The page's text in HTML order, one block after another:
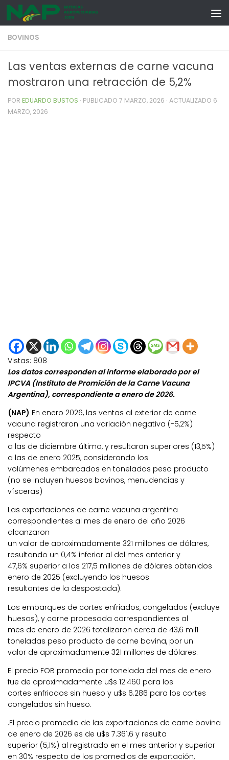
Skip to content
BOVINOS
Las ventas externas de carne vacuna
mostraron una retracción de 5,2%
POR EDUARDO BUSTOS · PUBLICADO 7 MARZO, 2026 · ACTUALIZADO 6
MARZO, 2026
Vistas: 808
Los datos corresponden al informe elaborado por el
IPCVA (Instituto de Promición de la Carne Vacuna
Argentina), correspondiente a enero de 2026.
(NAP) En enero 2026, las ventas al exterior de carne
vacuna registraron una variación negativa (-5,2%)
respecto
a las de diciembre último, y resultaron superiores (13,5%)
a las de enero 2025, considerando los
volúmenes embarcados en toneladas peso producto
(no se incluyen huesos bovinos, menudencias y
vísceras)
Las exportaciones de carne vacuna argentina
correspondientes al mes de enero del año 2026
alcanzaron
un valor de aproximadamente 321 millones de dólares,
resultando un 0,4% inferior al del mes anterior y
47,6% superior a los 217,5 millones de dólares obtenidos
enero de 2025 (excluyendo los huesos
resultantes de la despostada).
Los embarques de cortes enfriados, congelados (excluye
huesos), y carne procesada correspondientes al
mes de enero de 2026 totalizaron cerca de 43,6 mil1
toneladas peso producto de carne bovina, por un
valor de aproximadamente 321 millones de dólares.
El precio FOB promedio por tonelada del mes de enero
fue de aproximadamente u$s 12.460 para los
cortes enfriados sin hueso y u$s 6.286 para los cortes
congelados sin hueso.
.El precio promedio de las exportaciones de carne bovina
de enero de 2026 es de u$s 7.361,6 y resulta
superior (5,1%) al registrado en el mes anterior y superior
en 30% respecto de los promedios de exportación,